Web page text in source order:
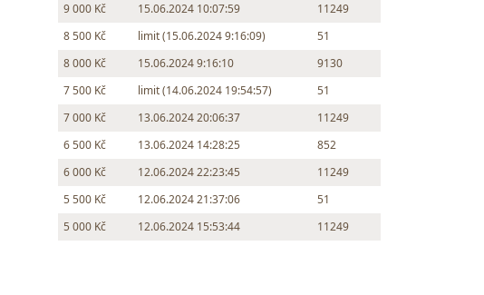
9 000 Kč
15.06.2024 10:07:59
11249
8 500 Kč
limit (15.06.2024 9:16:09)
51
8 000 Kč
15.06.2024 9:16:10
9130
7 500 Kč
limit (14.06.2024 19:54:57)
51
7 000 Kč
13.06.2024 20:06:37
11249
6 500 Kč
13.06.2024 14:28:25
852
6 000 Kč
12.06.2024 22:23:45
11249
5 500 Kč
12.06.2024 21:37:06
51
5 000 Kč
12.06.2024 15:53:44 11249